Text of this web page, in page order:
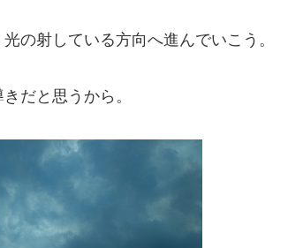
の射している方向へ進んでいこう。
だと思うから。